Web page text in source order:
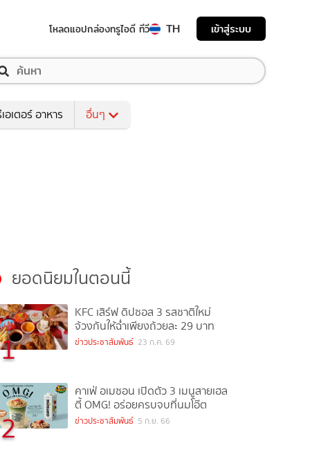
โหลดแอปกล่องทรูไอดี ทีวี TH เข้าสู่ระบบ
อเตอร์ อาหาร อื่นๆ
ยอดนิยมในตอนนี้
1
KFC เสิร์ฟ ดิปซอส 3 รสชาติใหม่
จ้วงกันให้ฉ่ำเพียงถ้วยละ 29 บาท
ข่าวประชาสัมพันธ์ 23 ก.ค. 69
2
คาเฟ่ อเมซอน เปิดตัว 3 เมนูสายเฮล
ตี้ OMG! อร่อยครบจบที่นมโอ๊ต
ข่าวประชาสัมพันธ์ 5 ก.ย. 66